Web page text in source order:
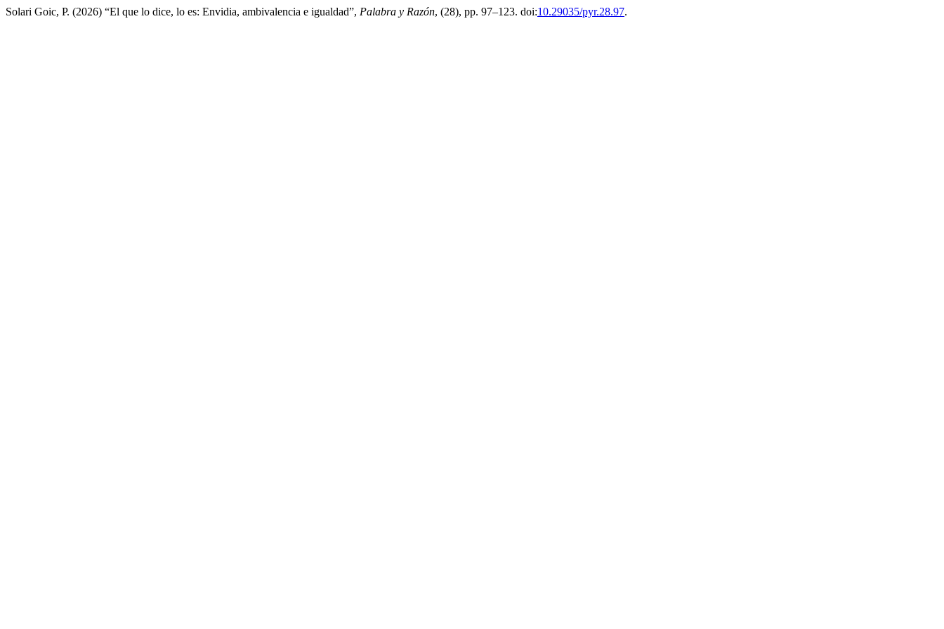
Solari Goic, P. (2026) “El que lo dice, lo es: Envidia, ambivalencia e igualdad”, Palabra y Razón, (28), pp. 97–123. doi:10.29035/pyr.28.97.